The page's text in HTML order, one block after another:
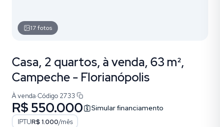
17fotos
Casa, 2 quartos, à venda, 63 m²,
Campeche - Florianópolis
À venda·Código 2733
R$ 550.000 Simular financiamento
IPTUR$ 1.000/mês